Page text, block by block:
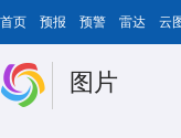
首页 预报 预警 雷达 云
图片